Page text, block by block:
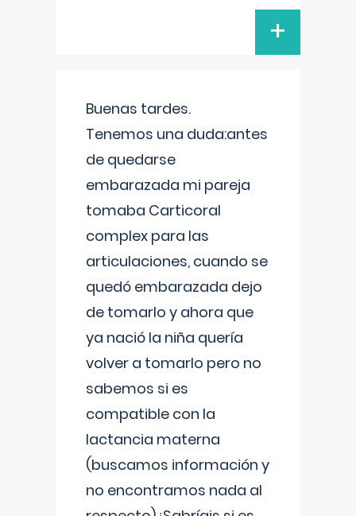
+
Buenas tardes.
Tenemos una duda:antes
de quedarse
embarazada mi pareja
tomaba Carticoral
complex para las
articulaciones, cuando se
quedó embarazada dejo
de tomarlo y ahora que
ya nació la niña quería
volver a tomarlo pero no
sabemos si es
compatible con la
lactancia materna
(buscamos información y
no encontramos nada al